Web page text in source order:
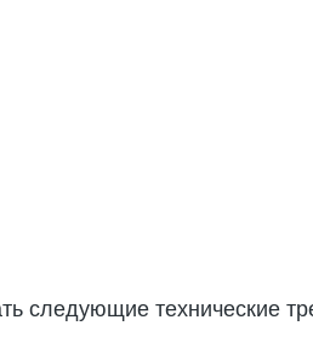
следующие технические